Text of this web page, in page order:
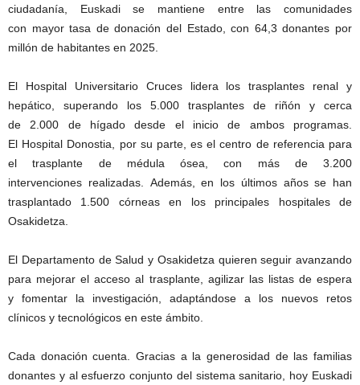
ciudadanía, Euskadi se mantiene entre las comunidades
con mayor tasa de donación del Estado, con 64,3 donantes por
millón de habitantes en 2025.
El Hospital Universitario Cruces lidera los trasplantes renal y
hepático, superando los 5.000 trasplantes de riñón y cerca
de 2.000 de hígado desde el inicio de ambos programas.
El Hospital Donostia, por su parte, es el centro de referencia para
el trasplante de médula ósea, con más de 3.200
intervenciones realizadas. Además, en los últimos años se han
trasplantado 1.500 córneas en los principales hospitales de
Osakidetza.
El Departamento de Salud y Osakidetza quieren seguir avanzando
para mejorar el acceso al trasplante, agilizar las listas de espera
y fomentar la investigación, adaptándose a los nuevos retos
clínicos y tecnológicos en este ámbito.
Cada donación cuenta. Gracias a la generosidad de las familias
donantes y al esfuerzo conjunto del sistema sanitario, hoy Euskadi